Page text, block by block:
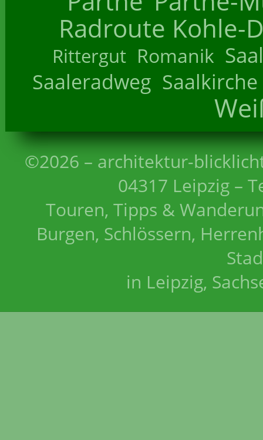
Radroute Kohle-
Rittergut Romanik
Saaleradweg Saalkirche
©2026 – architektur-
04317 Leipzig –
Touren, Tipps &
Burgen, Schlössern,
in Leipzig,